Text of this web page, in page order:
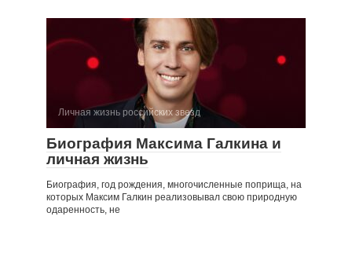
Личная жизнь российских звезд
Биография Максима Галкина и
личная жизнь
Биография, год рождения, многочисленные поприща, на
которых Максим Галкин реализовывал свою природную
одаренность, не